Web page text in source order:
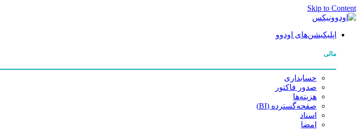
Skip to Content
اپلیکیشن‌های اودوو
مالی
حسابداری
صدور فاکتور
هزینه‌ها
صفحه‌گسترده (BI)
اسناد
امضا